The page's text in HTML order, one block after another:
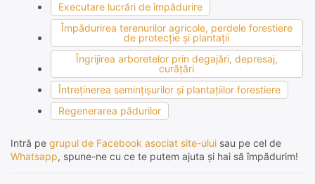
Executare lucrări de împădurire
Împădurirea terenurilor agricole, perdele forestiere
de protecţie şi plantaţii
Îngrijirea arboretelor prin degajări, depresaj,
curăţări
Întreţinerea seminţişurilor şi plantaţiilor forestiere
Regenerarea pădurilor
Intră pe grupul de Facebook asociat site-ului sau pe cel de
Whatsapp, spune-ne cu ce te putem ajuta și hai să împădurim!